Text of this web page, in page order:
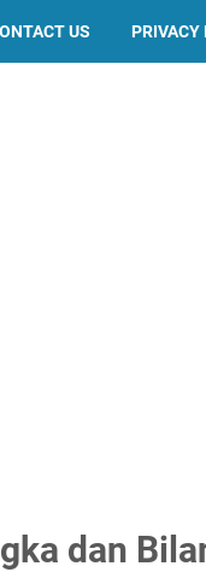
US PRIVACY
dan